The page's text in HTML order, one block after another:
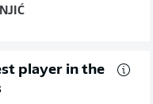
player in the